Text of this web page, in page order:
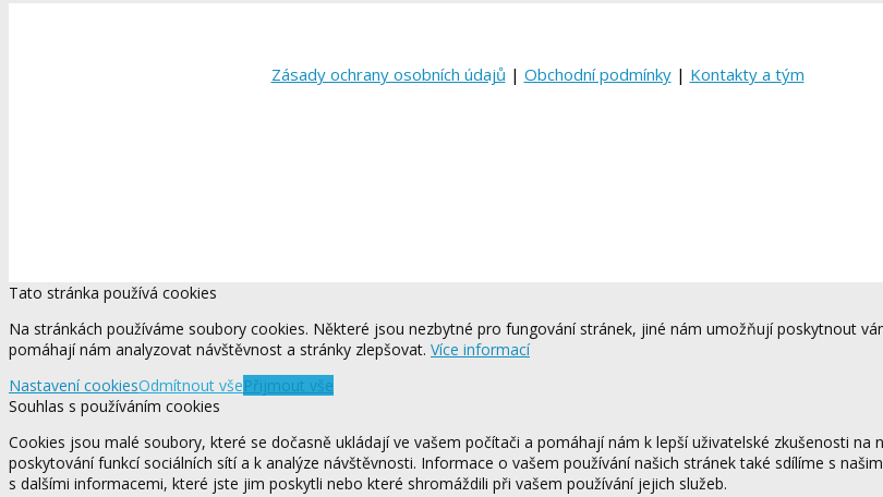
Zásady ochrany osobních údajů | Obchodní podmínky| Kontakty a tým
Tato stránka používá cookies
Na stránkách používáme soubory cookies. Některé jsou nezbytné pro fungování stránek, jiné nám umožňují poskytnout
pomáhají nám analyzovat návštěvnost a stránky zlepšovat. Více informací
Nastavení cookiesOdmítnout všePřijmout vše
Souhlas s používáním cookies
Cookies jsou malé soubory, které se dočasně ukládají ve vašem počítači a pomáhají nám k lepší uživatelské zkušenosti
poskytování funkcí sociálních sítí a k analýze návštěvnosti. Informace o vašem používání našich stránek také sdílíme s
s dalšími informacemi, které jste jim poskytli nebo které shromáždili při vašem používání jejich služeb.